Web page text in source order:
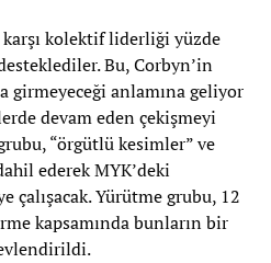
kolektif liderliği yüzde
Bu, Corbyn’in
girmeyeceği anlamına geliyor
devam eden çekişmeyi
“örgütlü kesimler” ve
ederek MYK’deki
çalışacak. Yürütme grubu, 12
kapsamında bunların bir